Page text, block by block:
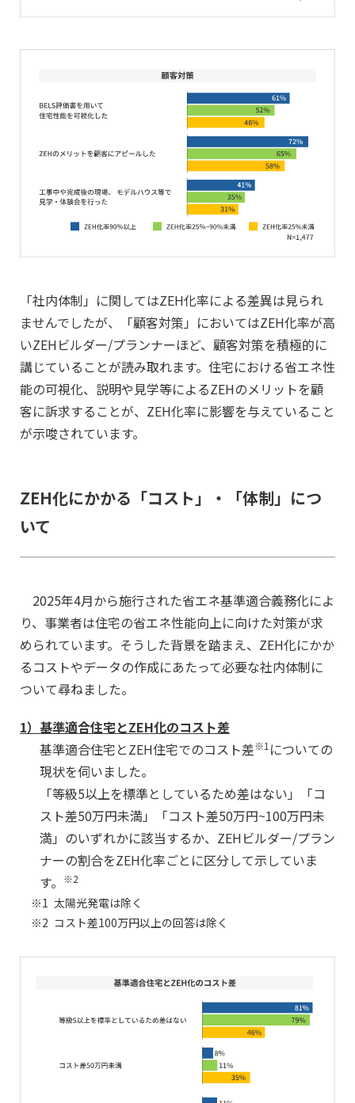
「社内体制」に関してはZEH化率による差異は見られ
ませんでしたが、「顧客対策」においてはZEH化率が高
いZEHビルダー/プランナーほど、顧客対策を積極的に
講じていることが読み取れます。住宅における省エネ性
能の可視化、説明や見学等によるZEHのメリットを顧
客に訴求することが、ZEH化率に影響を与えていること
が示唆されています。
ZEH化にかかる「コスト」・「体制」につ
いて
2025年4月から施行された省エネ基準適合義務化によ
り、事業者は住宅の省エネ性能向上に向けた対策が求
められています。そうした背景を踏まえ、ZEH化にかか
るコストやデータの作成にあたって必要な社内体制に
ついて尋ねました。
1） 基準適合住宅とZEH化のコスト差
基準適合住宅とZEH住宅でのコスト差※1 についての
現状を伺いました。
「等級5以上を標準としているため差はない」「コ
スト差50万円未満」「コスト差50万円~100万円未
満」のいずれかに該当するか、ZEHビルダー/プラン
ナーの割合をZEH化率ごとに区分して示していま
す。
※2
※1 太陽光発電は除く
※2 コスト差100万円以上の回答は除く